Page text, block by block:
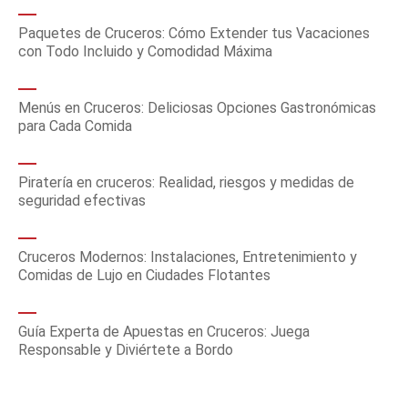
Paquetes de Cruceros: Cómo Extender tus Vacaciones
con Todo Incluido y Comodidad Máxima
Menús en Cruceros: Deliciosas Opciones Gastronómicas
para Cada Comida
Piratería en cruceros: Realidad, riesgos y medidas de
seguridad efectivas
Cruceros Modernos: Instalaciones, Entretenimiento y
Comidas de Lujo en Ciudades Flotantes
Guía Experta de Apuestas en Cruceros: Juega
Responsable y Diviértete a Bordo